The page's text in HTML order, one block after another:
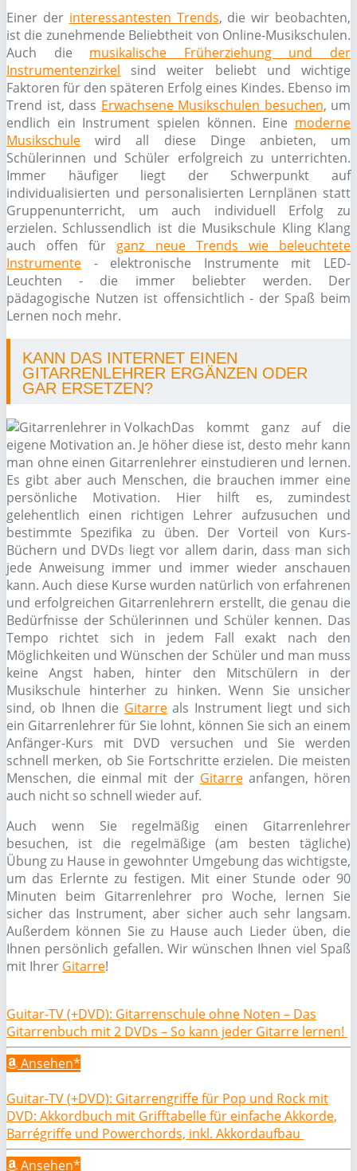
Einer der interessantesten Trends, die wir beobachten,
ist die zunehmende Beliebtheit von Online-Musikschulen.
Auch die musikalische Früherziehung und der
Instrumentenzirkel sind weiter beliebt und wichtige
Faktoren für den späteren Erfolg eines Kindes. Ebenso im
Trend ist, dass Erwachsene Musikschulen besuchen, um
endlich ein Instrument spielen können. Eine moderne
Musikschule wird all diese Dinge anbieten, um
Schülerinnen und Schüler erfolgreich zu unterrichten.
Immer häufiger liegt der Schwerpunkt auf
individualisierten und personalisierten Lernplänen statt
Gruppenunterricht, um auch individuell Erfolg zu
erzielen. Schlussendlich ist die Musikschule Kling Klang
auch offen für ganz neue Trends wie beleuchtete
Instrumente - elektronische Instrumente mit LED-
Leuchten - die immer beliebter werden. Der
pädagogische Nutzen ist offensichtlich - der Spaß beim
Lernen noch mehr.
KANN DAS INTERNET EINEN
GITARRENLEHRER ERGÄNZEN ODER
GAR ERSETZEN?
Das kommt ganz auf die
eigene Motivation an. Je höher diese ist, desto mehr kann
man ohne einen Gitarrenlehrer einstudieren und lernen.
Es gibt aber auch Menschen, die brauchen immer eine
persönliche Motivation. Hier hilft es, zumindest
gelehentlich einen richtigen Lehrer aufzusuchen und
bestimmte Spezifika zu üben. Der Vorteil von Kurs-
Büchern und DVDs liegt vor allem darin, dass man sich
jede Anweisung immer und immer wieder anschauen
kann. Auch diese Kurse wurden natürlich von erfahrenen
und erfolgreichen Gitarrenlehrern erstellt, die genau die
Bedürfnisse der Schülerinnen und Schüler kennen. Das
Tempo richtet sich in jedem Fall exakt nach den
Möglichkeiten und Wünschen der Schüler und man muss
keine Angst haben, hinter den Mitschülern in der
Musikschule hinterher zu hinken. Wenn Sie unsicher
sind, ob Ihnen die Gitarreals Instrument liegt und sich
ein Gitarrenlehrer für Sie lohnt, können Sie sich an einem
Anfänger-Kurs mit DVD versuchen und Sie werden
schnell merken, ob Sie Fortschritte erzielen. Die meisten
Menschen, die einmal mit der Gitarreanfangen, hören
auch nicht so schnell wieder auf.
Auch wenn Sie regelmäßig einen Gitarrenlehrer
besuchen, ist die regelmäßige (am besten tägliche)
Übung zu Hause in gewohnter Umgebung das wichtigste,
um das Erlernte zu festigen. Mit einer Stunde oder 90
Minuten beim Gitarrenlehrer pro Woche, lernen Sie
sicher das Instrument, aber sicher auch sehr langsam.
Außerdem können Sie zu Hause auch Lieder üben, die
Ihnen persönlich gefallen. Wir wünschen Ihnen viel Spaß
mit Ihrer Gitarre!
Guitar-TV (+DVD): Gitarrenschule ohne Noten – Das
Gitarrenbuch mit 2 DVDs – So kann jeder Gitarre lernen!
Ansehen*
Guitar-TV (+DVD): Gitarrengriffe für Pop und Rock mit
DVD: Akkordbuch mit Grifftabelle für einfache Akkorde,
Barrégriffe und Powerchords, inkl. Akkordaufbau
Ansehen*